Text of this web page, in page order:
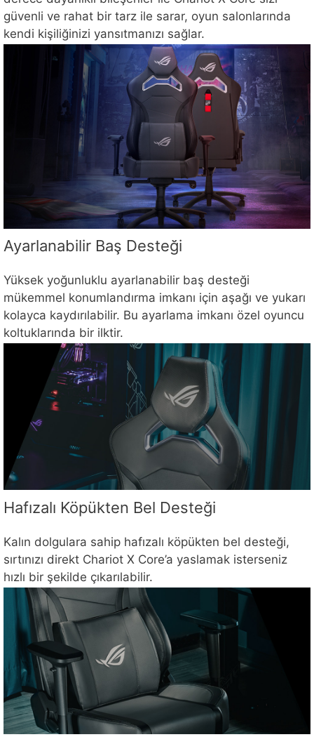
güvenli ve rahat bir tarz ile sarar, oyun salonlarında
kendi kişiliğinizi yansıtmanızı sağlar.
Ayarlanabilir Baş Desteği
Yüksek yoğunluklu ayarlanabilir baş desteği
mükemmel konumlandırma imkanı için aşağı ve yukarı
kolayca kaydırılabilir. Bu ayarlama imkanı özel oyuncu
koltuklarında bir ilktir.
Hafızalı Köpükten Bel Desteği
Kalın dolgulara sahip hafızalı köpükten bel desteği,
sırtınızı direkt Chariot X Core’a yaslamak isterseniz
hızlı bir şekilde çıkarılabilir.